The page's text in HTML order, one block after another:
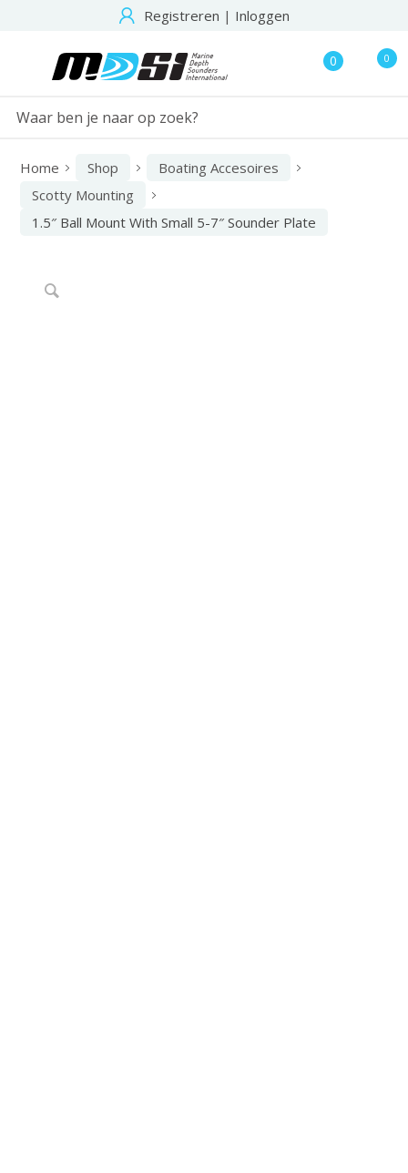
Registreren | Inloggen
0 0
Home Shop
Boating Accesoires
Scotty Mounting
1.5″ Ball Mount With Small 5-7″ Sounder Plate